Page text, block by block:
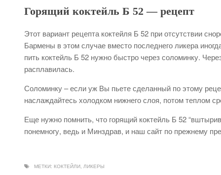
Горящий коктейль Б 52 — рецепт
Этот вариант рецепта коктейля Б 52 при отсутствии
Бармены в этом случае вместо последнего ликера
пить коктейль Б 52 нужно быстро через соломинку.
расплавилась.
Соломинку – если уж Вы пьете сделанный по этому
наслаждайтесь холодком нижнего слоя, потом теплом
Еще нужно помнить, что горящий коктейль Б 52
понемногу, ведь и Минздрав, и наш сайт по прежнему
МЕТКИ: КОКТЕЙЛИ, ЛИКЕРЫ